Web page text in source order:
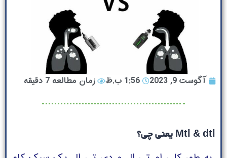
آگوست 9, 2023 1:56 ب.ظ زمان مطالعه 7 دقیقه
Mtl & dtl یعنی چی؟